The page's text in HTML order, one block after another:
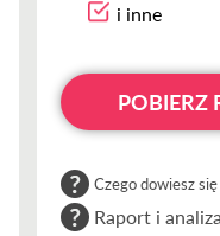
i inne
POBIERZ
Czego dowiesz
Raport i